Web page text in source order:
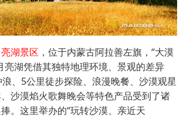
湖景区 ，位于内蒙古阿拉善左旗，“大漠
亮湖凭借其独特地理环境、景观的差异
、5公里徒步探险、浪漫晚餐、沙漠观星
沙漠焰火歌舞晚会等特色产品受到了诸
。这里举办的“玩转沙漠、亲近天